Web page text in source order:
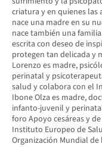
criatura y en quienes
nace una madre en su
nace también una
escrita con deseo de
protegen tan delicada y
Lorenzo es madre,
perinatal y
salud y colabora con el
Ibone Olza es madre,
infanto-juvenil y
foro Apoyo cesáreas y
Instituto Europeo de
Organización Mundial de